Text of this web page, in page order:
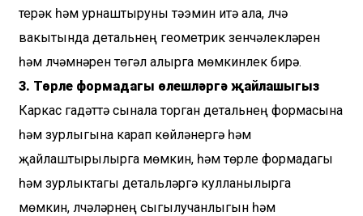
терәк һәм урнаштыруны тәэмин итә ала, үлчәү
вакытында детальнең геометрик үзенчәлекләрен
һәм үлчәмнәрен төгәл алырга мөмкинлек бирә.
3. Төрле формадагы өлешләргә җайлашыгыз
Каркас гадәттә сынала торган детальнең формасына
һәм зурлыгына карап көйләнергә һәм
җайлаштырылырга мөмкин, һәм төрле формадагы
һәм зурлыктагы детальләргә кулланылырга
мөмкин, үлчәүләрнең сыгылучанлыгын һәм